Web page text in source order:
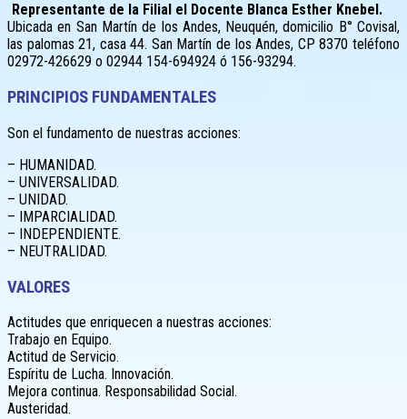
Representante de la Filial el Docente Blanca Esther Knebel.
Ubicada en San Martín de los Andes, Neuquén, domicilio B° Covisal,
las palomas 21, casa 44. San Martín de los Andes, CP 8370 teléfono
02972-426629 o 02944 154-694924 ó 156-93294.
PRINCIPIOS FUNDAMENTALES
Son el fundamento de nuestras acciones:
– HUMANIDAD.
– UNIVERSALIDAD.
– UNIDAD.
– IMPARCIALIDAD.
– INDEPENDIENTE.
– NEUTRALIDAD.
VALORES
Actitudes que enriquecen a nuestras acciones:
Trabajo en Equipo.
Actitud de Servicio.
Espíritu de Lucha. Innovación.
Mejora continua. Responsabilidad Social.
Austeridad.